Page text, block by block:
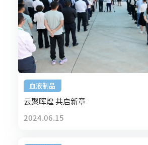
血液制品
云聚晖煌 共启新章
2024.06.15